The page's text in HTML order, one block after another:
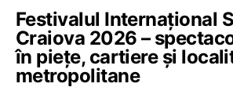
Festivalul Internaţional
Craiova 2026 –
în pieţe, cartiere şi
metropolitane